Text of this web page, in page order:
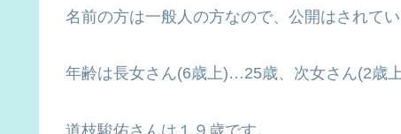
名前の方は一般人の方なので、公開はされてい
年齢は長女さん(6歳上)…25歳、次女さん(2歳
道枝駿佑さんは１９歳です。